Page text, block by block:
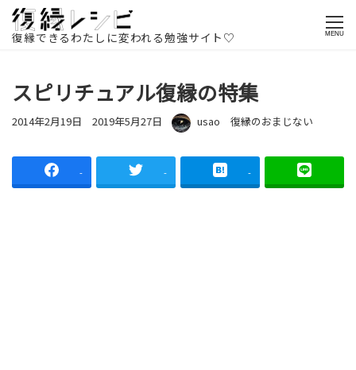
復縁できるわたしに変われる勉強サイト♡ MENU
ホームページ 記事一覧
スピリチュアル復
縁の特集
スピリチュアル復縁の特集
投稿日
2014年2月19日 更新日
2019年5月27日 著者 usao カテゴリー
復縁のおまじない
- - -